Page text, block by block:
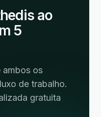
ao
5
ambos os
de trabalho.
gratuita